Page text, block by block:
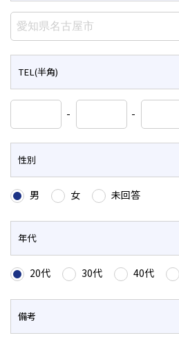
TEL(半角)
- -
性別
男 女 未回答
年代
20代 30代 40代
備考